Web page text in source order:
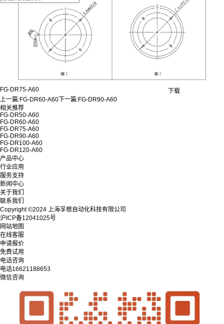
FG-DR75-A60
下载
上一篇:FG-DR60-A60 下一篇:FG-DR90-A60
相关推荐
FG-DR50-A60
FG-DR60-A60
FG-DR75-A60
FG-DR90-A60
FG-DR100-A60
FG-DR120-A60
产品中心
行业应用
服务支持
新闻中心
关于我们
联系我们
Copyright ©2024 上海孚根自动化科技有限公司
沪ICP备12041025号
网站地图
在线客服
申请报价
免费试用
电话咨询
电话16621188653
微信咨询